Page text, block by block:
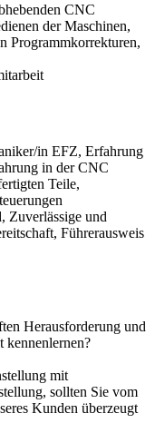
CNC
der Maschinen,
Programmkorrekturen,
in EFZ, Erfahrung
in der CNC
Teile,
Zuverlässige und
Führerausweis
Herausforderung und
kennenlernen?
mit
sollten Sie vom
Kunden überzeugt